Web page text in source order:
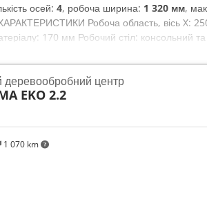
осей: 4, робоча ширина: 1 320 мм,
Робоча область, вісь X:
170 мм Робочий стіл: консольний та
вісь Y: 80 м/хв Швидкість переміщення,
модуля: зверху Вертикальні
шпинделі, напрямок Y: 2 Dkjdezmtlkjpfx Ah
1 Розташування фрезерного
хв Модуль для створення пазів
для створення пазів у напрямку X
для інструменту: 2 Магазин для
позицій Загальна кількість позицій для
BiesseWorks Кількість вакуумних
CE Захисна конструкція для
присосками для фіксації заготовки 1
модуль для створення пазів,
1 070 km
деревообробний центр
EKO 2.2